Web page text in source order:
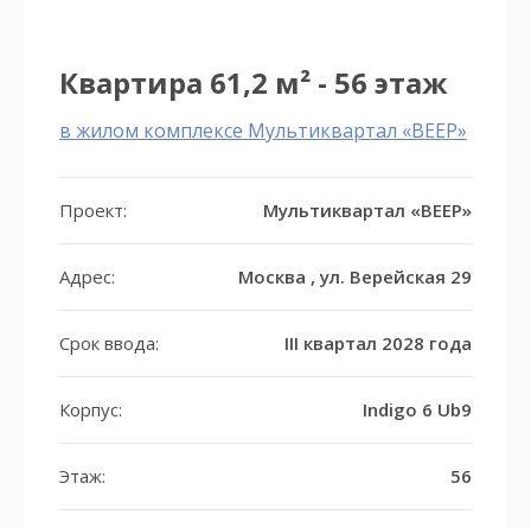
Квартира 61,2 м² - 56 этаж
в жилом комплексе Мультиквартал «ВЕЕР»
Проект: Мультиквартал «ВЕЕР»
Адрес: Москва , ул. Верейская 29
Срок ввода: III квартал 2028 года
Корпус: Indigo 6 Ub9
Этаж: 56